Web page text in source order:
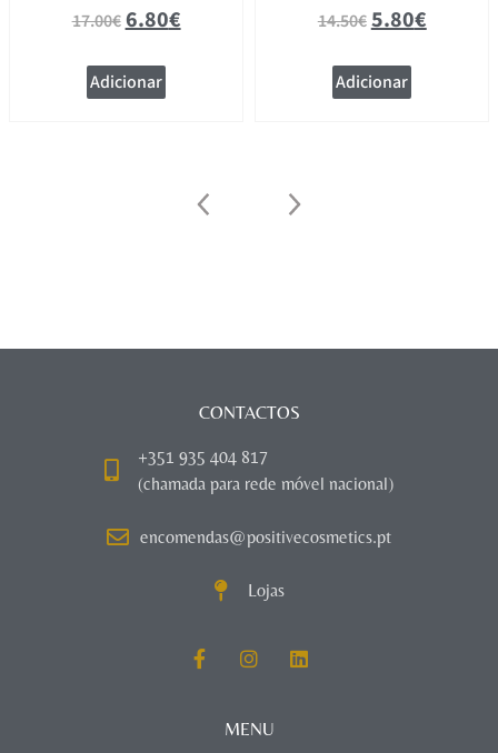
17.00€6.80€
Adicionar
14.50€5.80€
Adicionar
CONTACTOS
+351 935 404 817
(chamada para rede móvel nacional)
encomendas@positivecosmetics.pt
Lojas
MENU